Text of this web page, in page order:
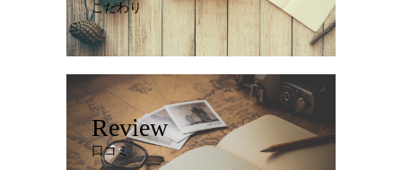
こだわり
Review
口コミ